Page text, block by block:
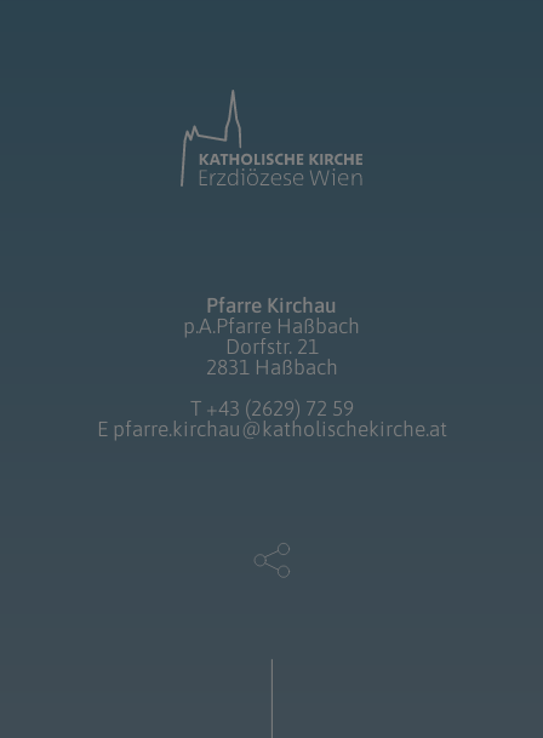
Pfarre Kirchau
p.A.Pfarre Haßbach
Dorfstr. 21
2831 Haßbach
T +43 (2629) 72 59
E pfarre.kirchau@katholischekirche.at